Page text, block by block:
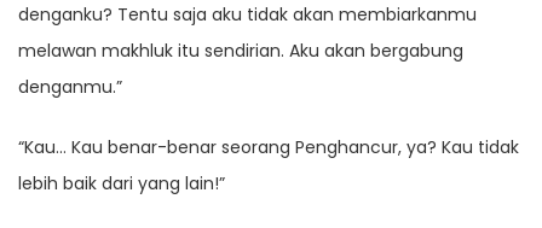
denganku? Tentu saja aku tidak akan membiarkanmu
melawan makhluk itu sendirian. Aku akan bergabung
denganmu.”
“Kau… Kau benar-benar seorang Penghancur, ya? Kau tidak
lebih baik dari yang lain!”